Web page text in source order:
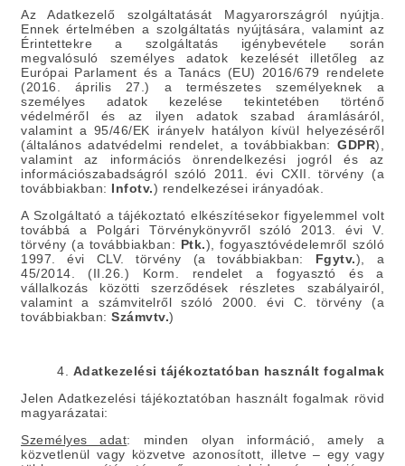
Az Adatkezelő szolgáltatását Magyarországról nyújtja.
Ennek értelmében a szolgáltatás nyújtására, valamint az
Érintettekre a szolgáltatás igénybevétele során
megvalósuló személyes adatok kezelését illetőleg az
Európai Parlament és a Tanács (EU) 2016/679 rendelete
(2016. április 27.) a természetes személyeknek a
személyes adatok kezelése tekintetében történő
védelméről és az ilyen adatok szabad áramlásáról,
valamint a 95/46/EK irányelv hatályon kívül helyezéséről
(általános adatvédelmi rendelet, a továbbiakban: GDPR),
valamint az információs önrendelkezési jogról és az
információszabadságról szóló 2011. évi CXII. törvény (a
továbbiakban: Infotv.) rendelkezései irányadóak.
A Szolgáltató a tájékoztató elkészítésekor figyelemmel volt
továbbá a Polgári Törvénykönyvről szóló 2013. évi V.
törvény (a továbbiakban: Ptk.), fogyasztóvédelemről szóló
1997. évi CLV. törvény (a továbbiakban: Fgytv.), a
45/2014. (II.26.) Korm. rendelet a fogyasztó és a
vállalkozás közötti szerződések részletes szabályairól,
valamint a számvitelről szóló 2000. évi C. törvény (a
továbbiakban: Számvtv.)
4. Adatkezelési tájékoztatóban használt fogalmak
Jelen Adatkezelési tájékoztatóban használt fogalmak rövid
magyarázatai:
Személyes adat:
minden olyan információ, amely a
közvetlenül vagy közvetve azonosított, illetve – egy vagy